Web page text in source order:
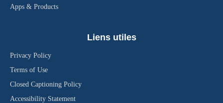
Apps & Products
Liens utiles
Privacy Policy
Terms of Use
Closed Captioning Policy
Accessibility Statement